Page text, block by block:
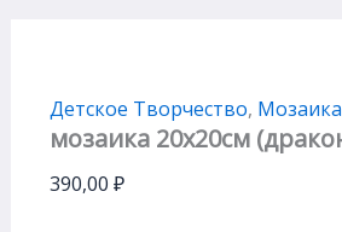
Детское Творчество, Мозаика
мозаика 20х20см
390,00 ₽